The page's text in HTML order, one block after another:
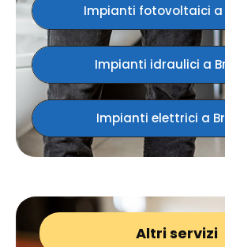
Impianti fotovoltaici​ a
Impianti idraulici a
Impianti elettrici a
Altri servizi